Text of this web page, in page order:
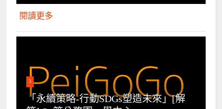
閱讀更多
3
「永續策略-行動SDGs塑造未來」[解